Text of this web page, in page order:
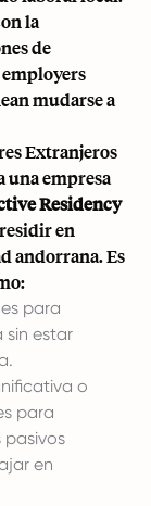
la
de
mudarse a
Extranjeros
una empresa
Residency
en
andorrana. Es
para
sin estar
o
para
pasivos
en